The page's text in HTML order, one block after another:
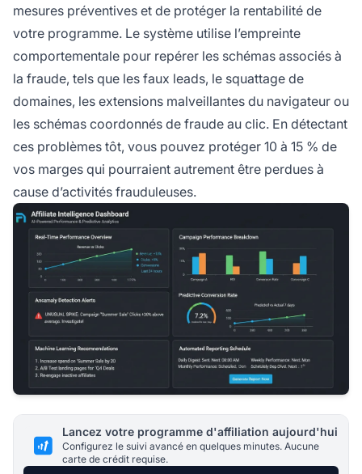
mesures préventives et de protéger la rentabilité de
votre programme. Le système utilise l’empreinte
comportementale pour repérer les schémas associés à
la fraude, tels que les faux leads, le squattage de
domaines, les extensions malveillantes du navigateur ou
les schémas coordonnés de fraude au clic. En détectant
ces problèmes tôt, vous pouvez protéger 10 à 15 % de
vos marges qui pourraient autrement être perdues à
cause d’activités frauduleuses.
Lancez votre programme d'affiliation aujourd'hui
Configurez le suivi avancé en quelques minutes. Aucune
carte de crédit requise.